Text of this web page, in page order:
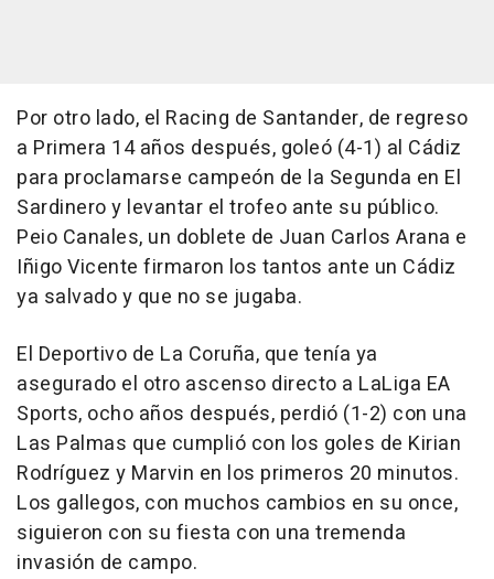
Por otro lado, el Racing de Santander, de regreso
a Primera 14 años después, goleó (4-1) al Cádiz
para proclamarse campeón de la Segunda en El
Sardinero y levantar el trofeo ante su público.
Peio Canales, un doblete de Juan Carlos Arana e
Iñigo Vicente firmaron los tantos ante un Cádiz
ya salvado y que no se jugaba.
El Deportivo de La Coruña, que tenía ya
asegurado el otro ascenso directo a LaLiga EA
Sports, ocho años después, perdió (1-2) con una
Las Palmas que cumplió con los goles de Kirian
Rodríguez y Marvin en los primeros 20 minutos.
Los gallegos, con muchos cambios en su once,
siguieron con su fiesta con una tremenda
invasión de campo.